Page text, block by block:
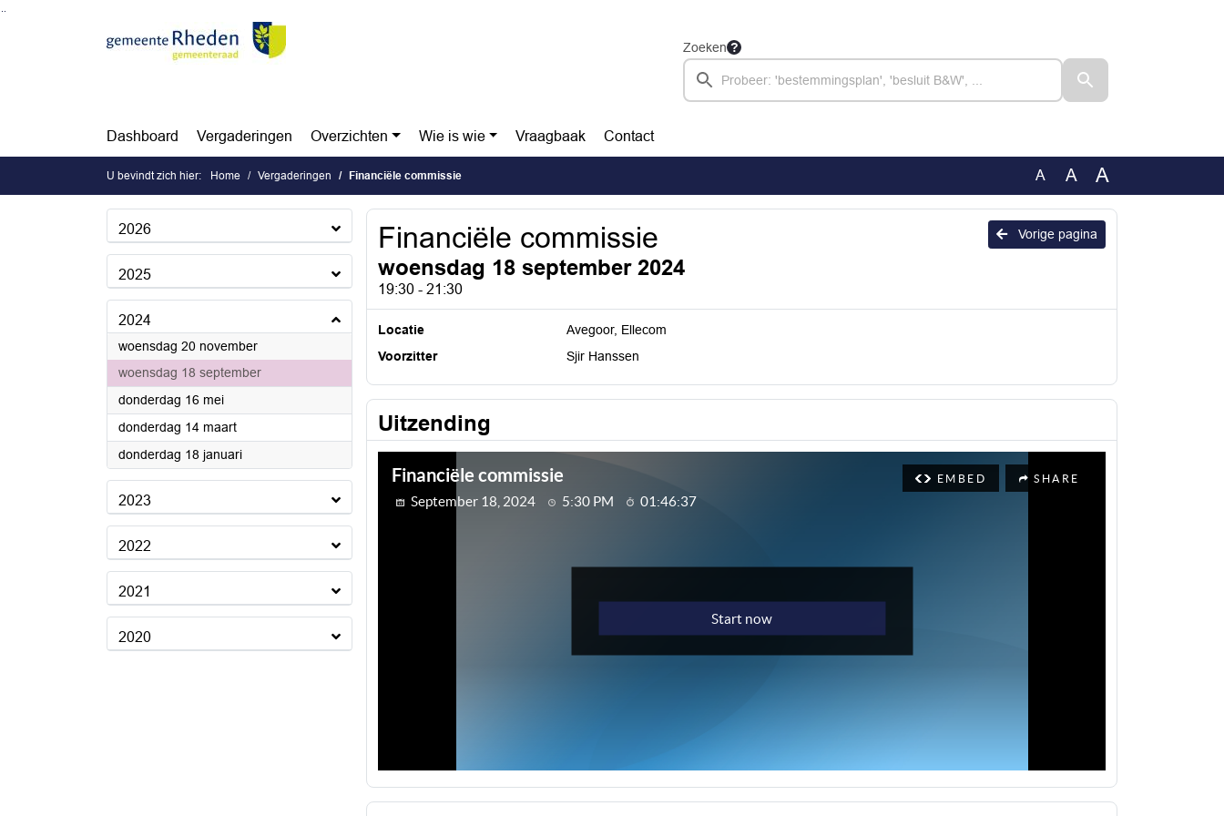
Zoeken
Dashboard Vergaderingen Overzichten Wie is wie Vraagbaak Contact
U bevindt zich hier: Home Vergaderingen Financiële commissie A A A
2026
2025
2024
woensdag 20 november2024
woensdag 18 september2024
donderdag 16 mei2024
donderdag 14 maart2024
donderdag 18 januari2024
2023
2022
2021
2020
Vorige pagina
Financiële commissie
woensdag 18 september 2024
19:30 - 21:30
Locatie
Avegoor, Ellecom
Voorzitter
Sjir Hanssen
Uitzending